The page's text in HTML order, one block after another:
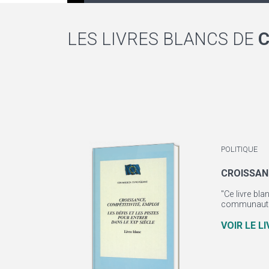
LES LIVRES BLANCS DE
POLITIQUE
"Ce livre
VOIR LE